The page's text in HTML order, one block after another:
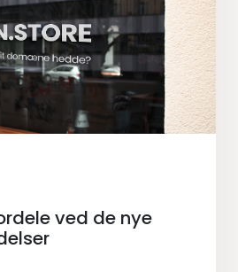
ved de nye